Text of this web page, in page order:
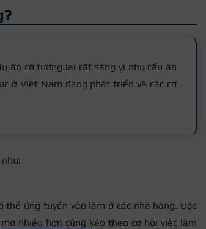
ăn có tương lai rất sáng vì nhu cầu ăn
ở Việt Nam đang phát triển và các cơ
thể ứng tuyển vào làm ở các nhà hàng. Đặc
nhiều hơn cũng kéo theo cơ hội việc làm